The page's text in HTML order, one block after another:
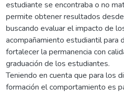
estudiante se encontraba o no
permite obtener resultados
buscando evaluar el impacto de
acompañamiento estudiantil para
fortalecer la permanencia con
graduación de los estudiantes.
Teniendo en cuenta que para los
formación el comportamiento es